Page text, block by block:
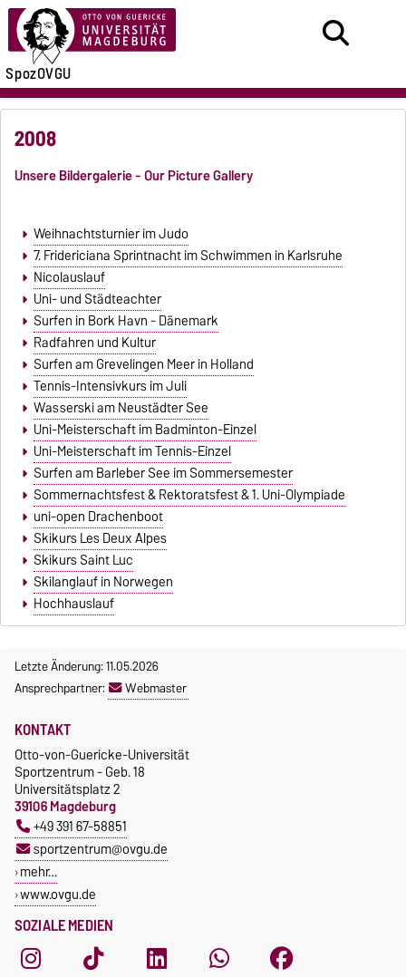
SpozOVGU
2008
Unsere Bildergalerie - Our Picture Gallery
Weihnachtsturnier im Judo
7. Fridericiana Sprintnacht im Schwimmen in Karlsruhe
Nicolauslauf
Uni- und Städteachter
Surfen in Bork Havn - Dänemark
Radfahren und Kultur
Surfen am Grevelingen Meer in Holland
Tennis-Intensivkurs im Juli
Wasserski am Neustädter See
Uni-Meisterschaft im Badminton-Einzel
Uni-Meisterschaft im Tennis-Einzel
Surfen am Barleber See im Sommersemester
Sommernachtsfest & Rektoratsfest & 1. Uni-Olympiade
uni-open Drachenboot
Skikurs Les Deux Alpes
Skikurs Saint Luc
Skilanglauf in Norwegen
Hochhauslauf
Letzte Änderung: 11.05.2026
Ansprechpartner:
Webmaster
SOZIALE MEDIEN
KONTAKT
Otto-von-Guericke-Universität
Sportzentrum - Geb. 18
Universitätsplatz 2
39106 Magdeburg
+49 391 67-58851
sportzentrum@ovgu.de
mehr…
www.ovgu.de